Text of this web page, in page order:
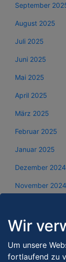
September
August 2025
Juli 2025
Juni 2025
Mai 2025
April 2025
März 2025
Februar 2025
Januar 2025
Dezember 2024
November 2024
September
Juli 2024
Wir
Um unsere
fortlaufend zu